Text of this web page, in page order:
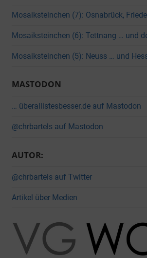
Mosaiksteinchen (7): Osnabrück,
Mosaiksteinchen (6): Tettnang … und
Mosaiksteinchen (5): Neuss … und
MASTODON
… überallistesbesser.de auf Mastodon
@chrbartels auf Mastodon
AUTOR:
@chrbartels auf Twitter
Artikel über Medien